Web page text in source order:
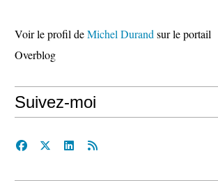
Voir le profil deMichel Durand sur le portail
Overblog
Suivez-moi